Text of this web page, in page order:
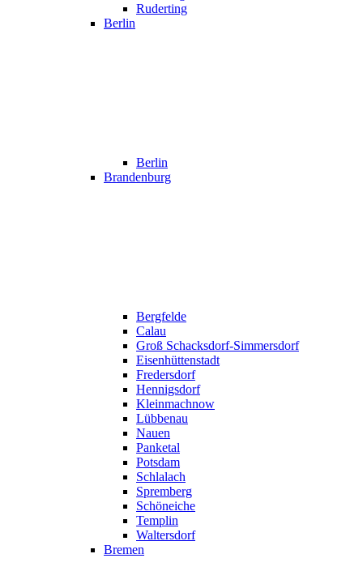
Ruderting
Berlin
Berlin
Brandenburg
Bergfelde
Calau
Groß Schacksdorf-Simmersdorf
Eisenhüttenstadt
Fredersdorf
Hennigsdorf
Kleinmachnow
Lübbenau
Nauen
Panketal
Potsdam
Schlalach
Spremberg
Schöneiche
Templin
Waltersdorf
Bremen